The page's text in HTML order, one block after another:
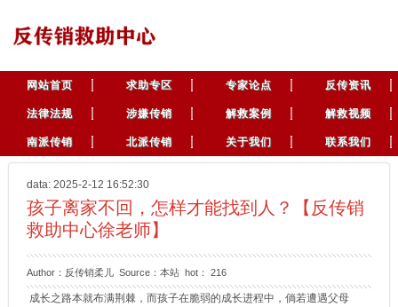
网站首页 求助专区 专家论点 反传资讯
法律法规 涉嫌传销 解救案例 解救视频
南派传销 北派传销 关于我们 联系我们
data: 2025-2-12 16:52:30
孩子离家不回，怎样才能找到人？【反传销
救助中心徐老师】
Author：反传销柔儿 Source：本站 hot： 216
成长之路本就布满荆棘，而孩子在脆弱的成长进程中，倘若遭遇父母